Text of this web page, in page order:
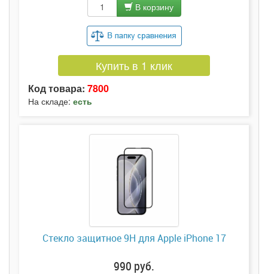
В корзину
Купить в 1 клик
Код товара: 7800
На складе: есть
Стекло защитное 9H для Apple iPhone 17
990 руб.